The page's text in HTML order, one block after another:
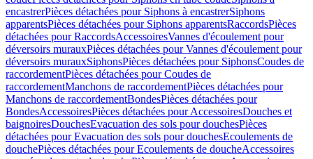
encastrerPièces détachées pour Siphons à encastrerSiphons
apparentsPièces détachées pour Siphons apparentsRaccordsPièces
détachées pour RaccordsAccessoiresVannes d'écoulement pour
déversoirs murauxPièces détachées pour Vannes d'écoulement pour
déversoirs murauxSiphonsPièces détachées pour SiphonsCoudes de
raccordementPièces détachées pour Coudes de
raccordementManchons de raccordementPièces détachées pour
Manchons de raccordementBondesPièces détachées pour
BondesAccessoiresPièces détachées pour AccessoiresDouches et
baignoiresDouchesEvacuation des sols pour douchesPièces
détachées pour Evacuation des sols pour douchesEcoulements de
douchePièces détachées pour Ecoulements de doucheAccessoires